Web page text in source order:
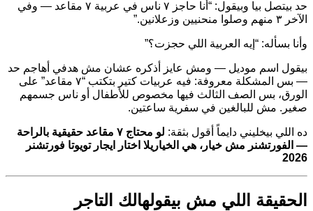
حد بيتصل بيا وبيقول: “أنا حاجز ٧ ناس في عربية ٧ مقاعد — وفي
الآخر ٣ منهم وصلوا منحنيين وزعلانين.”
وأنا بسأله: “إيه العربية اللي حجزت؟”
بيقول اسم موديل — ومش عايز أذكره عشان مش هدفي أهاجم حد
— بس المشكلة معروفة: فيه عربيات كتير بتكتب “٧ مقاعد” على
الورق، بس الصف الثالث فيها مخصوص للأطفال أو ناس جسمهم
صغير. مش للبالغين في سفرية ساعتين.
ده اللي بيخليني دايماً أقول بثقة:
لو محتاج ٧ مقاعد حقيقية بالراحة
— الفورتشنر مش خيار، هي الخياريلا اختار ايجار تويوتا فورتشنر
2026
الحقيقة اللي مش بيقولهالك التاجر